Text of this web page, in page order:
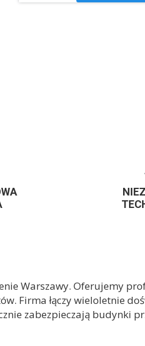
Warszawy. Oferujemy
. Firma łączy wieloletnie
zabezpieczają budynki